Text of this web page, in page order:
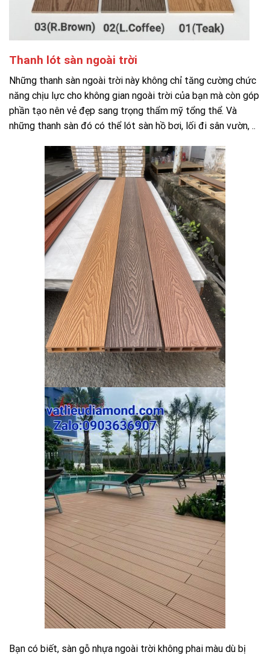
Thanh lót sàn ngoài trời
Những thanh sàn ngoài trời này không chỉ tăng cường chức
năng chịu lực cho không gian ngoài trời của bạn mà còn góp
phần tạo nên vẻ đẹp sang trọng thẩm mỹ tổng thể. Và
những thanh sàn đó có thể lót sàn hồ bơi, lối đi sân vườn, ..
Bạn có biết, sàn gỗ nhựa ngoài trời không phai màu dù bị